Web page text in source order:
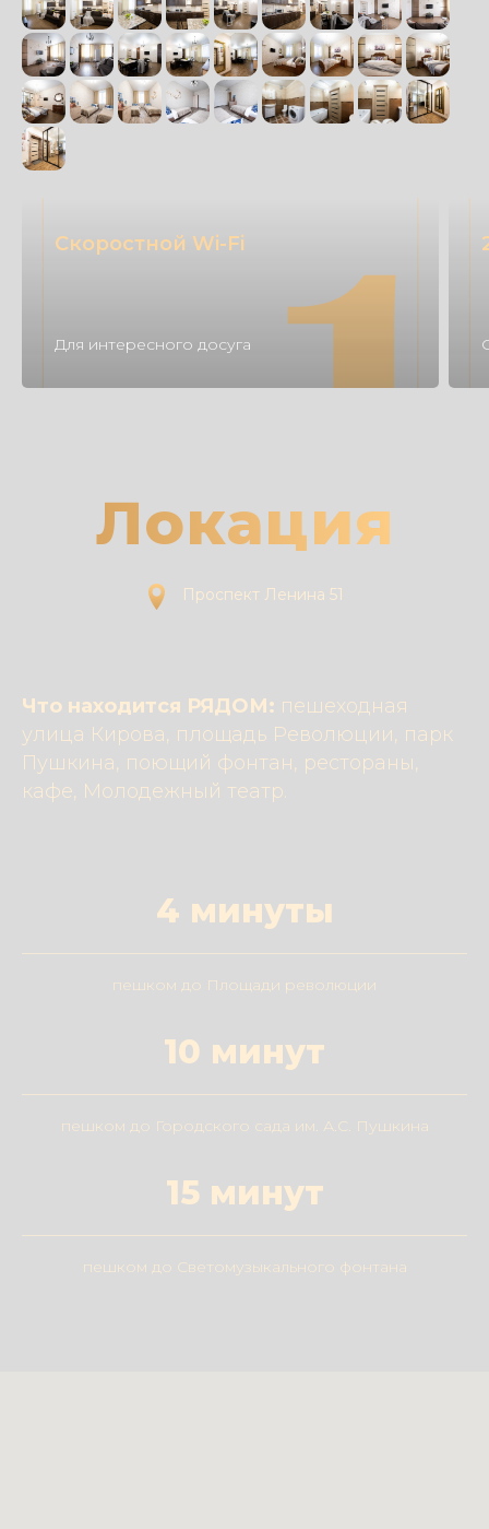
Скоростной Wi-Fi
Для интересного досуга
Проспект Ленина 51
Локация
Что находится РЯДОМ: пешеходная
улица Кирова, площадь Революции, парк
Пушкина, поющий фонтан, рестораны,
кафе, Молодежный театр.
4 минуты
пешком до Площади революции
10 минут
пешком до Городского сада им. А.С. Пушкина
15 минут
пешком до Светомузыкального фонтана